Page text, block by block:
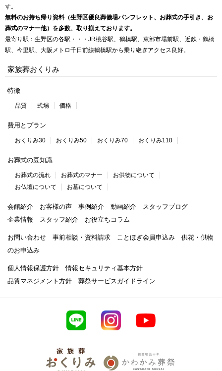
す。
無料のお持ち帰り資料（生野区優良葬儀場パンフレット、お葬式の手引き、お
葬式のマナー他）を多数、取り揃えております。
最寄り駅：生野区の各駅・・・JR桃谷駅、鶴橋駅、東部市場前駅、近鉄・鶴橋
駅、今里駅、大阪メトロ千日前線鶴橋駅から乗り継ぎアクセス良好。
家族葬おくりみ
特徴
品質 式場 価格
費用とプラン
おくりみ30 おくりみ50 おくりみ70 おくりみ110
お葬式の豆知識
お葬式の流れ お葬式のマナー
お供物について
お仏壇について
お墓について
会館紹介 お客様の声 事例紹介 動画紹介
スタッフブログ
企業情報
スタッフ紹介 お役立ちコラム
お問い合わせ 事前相談・資料請求 ことほぎ会員申込み
供花・供物
のお申込み
個人情報保護方針
情報セキュリティ基本方針
品質マネジメント方針
葬祭サービスガイドライン